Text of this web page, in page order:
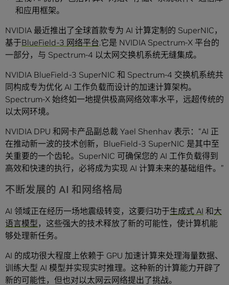
和应用框架。
NVIDIA 最近推出了全球首款专为 AI 计算定制的 SuperNIC，
基于BlueField-3 网络平台.它是 NVIDIA Spectrum-X 平台的
一部分，与 Spectrum-4 以太网交换机系统无缝集成。
NVIDIA BlueField-3 SuperNIC 和 Spectrum-4 交换机系统共
同构成专为优化 AI 工作负载而设计的加速计算架构。
Spectrum-X 始终如一地提供极高网络效率水平，远超传统的
以太网环境。
NVIDIA DPU 和网卡产品副总裁 Yael Shenhav 表示：“AI 正
在推动新一波的技术创新，BlueField-3 SuperNIC 是其中至
关重要的一个齿轮。SuperNIC 可确保您的 AI 工作负载得到
高效和快速的执行，必将成为实现 AI 计算未来的基础组件。”
不断发展的 AI 和网络格局
AI 领域正在经历一场地震级转变，这要归功于生成式 AI 和大
语言模型，这些强大的技术释放了新的可能性，使计算机能
够处理新任务。
AI 的成功很大程度上依赖于 GPU 加速计算来处理海量数据、
训练大型 AI 模型并实现实时推理。这种新的计算能力开辟了
新的可能性，但也对以太网云网络提出了挑战。